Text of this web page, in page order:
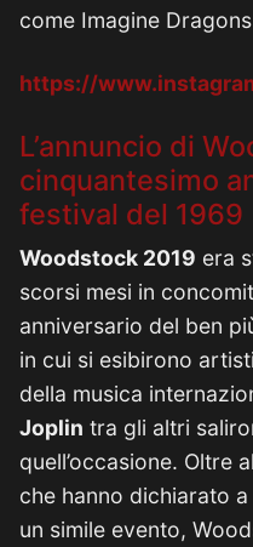
come Imagine
https://
L’annuncio di
cinquantesimo
festival del 1969
Woodstock 2019 era
scorsi mesi in
anniversario del ben
in cui si esibirono
della musica
Joplin tra gli altri
quell’occasione. Oltre
che hanno dichiarato
un simile evento,